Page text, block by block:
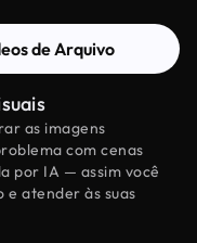
de Arquivo
as imagens
com cenas
por IA — assim você
e atender às suas